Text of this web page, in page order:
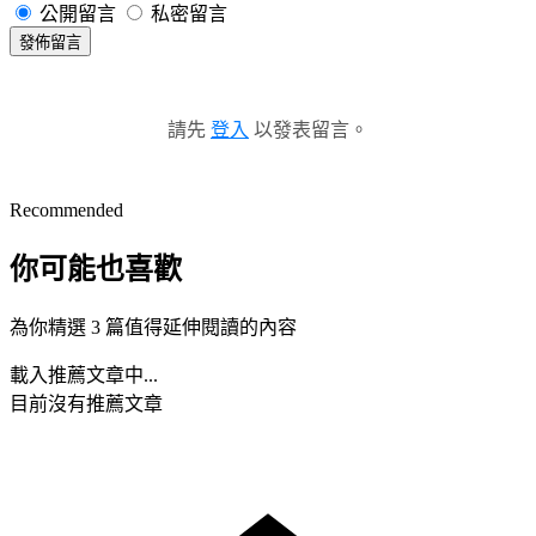
公開留言 私密留言
發佈留言
請先 登入 以發表留言。
Recommended
你可能也喜歡
為你精選 3 篇值得延伸閱讀的內容
載入推薦文章中...
目前沒有推薦文章